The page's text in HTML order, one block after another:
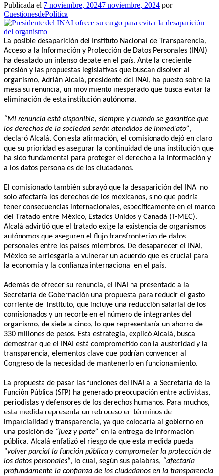
Publicada el 7 noviembre, 20247 noviembre, 2024 por
CuestionesdePolítica
La posible desaparición del Instituto Nacional de Transparencia,
Acceso a la Información y Protección de Datos Personales (INAI)
ha desatado un intenso debate en el país. Ante la creciente
presión y las propuestas legislativas que buscan disolver al
organismo, Adrián Alcalá, presidente del INAI, ha puesto sobre la
mesa su renuncia, un movimiento inesperado que busca evitar la
eliminación de esta institución autónoma.
“Mi renuncia está disponible, siempre y cuando se garantice que
los derechos de la sociedad serán atendidos de inmediato”,
declaró Alcalá. Con esta afirmación, el comisionado dejó en claro
que su prioridad es asegurar la continuidad de una institución que
ha sido fundamental para proteger el derecho a la información y
a los datos personales de los ciudadanos.
El comisionado también subrayó que la desaparición del INAI no
solo afectaría los derechos de los mexicanos, sino que podría
tener consecuencias internacionales, específicamente en el marco
del Tratado entre México, Estados Unidos y Canadá (T-MEC).
Alcalá advirtió que el tratado exige la existencia de organismos
autónomos que aseguren el flujo transfronterizo de datos
personales entre los países miembros. De desaparecer el INAI,
México se arriesgaría a vulnerar un acuerdo que es crucial para
la economía y la confianza internacional en el país.
Además de ofrecer su renuncia, el INAI ha presentado a la
Secretaría de Gobernación una propuesta para reducir el gasto
corriente del instituto, que incluye una reducción salarial de los
comisionados y un recorte en el número de integrantes del
organismo, de siete a cinco, lo que representaría un ahorro de
330 millones de pesos. Esta estrategia, explicó Alcalá, busca
demostrar que el INAI está comprometido con la austeridad y la
transparencia, elementos clave que podrían convencer al
Congreso de la necesidad de mantenerlo en funcionamiento.
La propuesta de pasar las funciones del INAI a la Secretaría de la
Función Pública (SFP) ha generado preocupación entre activistas,
periodistas y defensores de los derechos humanos. Para muchos,
esta medida representa un retroceso en términos de
imparcialidad y transparencia, ya que colocaría al gobierno en
una posición de “juez y parte” en la entrega de información
pública. Alcalá enfatizó el riesgo de que esta medida pueda
“volver parcial la función pública y comprometer la protección de
los datos personales“, lo cual, según sus palabras, “afectaría
profundamente la confianza de los ciudadanos en la transparencia